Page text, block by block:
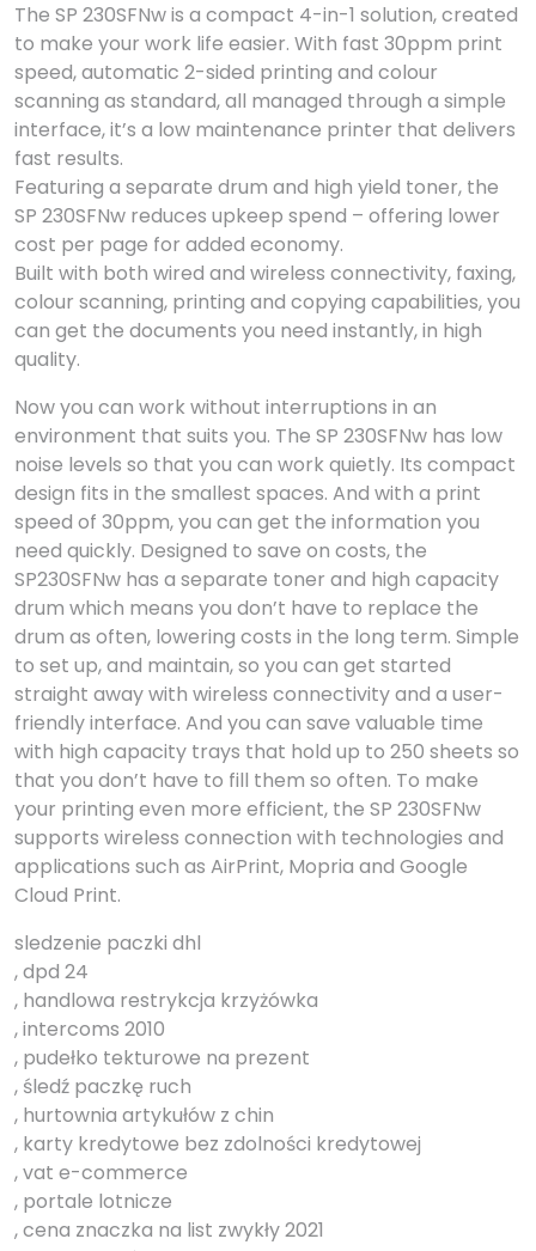
The SP 230SFNw is a compact 4-in-1 solution, created
to make your work life easier. With fast 30ppm print
speed, automatic 2-sided printing and colour
scanning as standard, all managed through a simple
interface, it’s a low maintenance printer that delivers
fast results.
Featuring a separate drum and high yield toner, the
SP 230SFNw reduces upkeep spend – offering lower
cost per page for added economy.
Built with both wired and wireless connectivity, faxing,
colour scanning, printing and copying capabilities, you
can get the documents you need instantly, in high
quality.
Now you can work without interruptions in an
environment that suits you. The SP 230SFNw has low
noise levels so that you can work quietly. Its compact
design fits in the smallest spaces. And with a print
speed of 30ppm, you can get the information you
need quickly. Designed to save on costs, the
SP230SFNw has a separate toner and high capacity
drum which means you don’t have to replace the
drum as often, lowering costs in the long term. Simple
to set up, and maintain, so you can get started
straight away with wireless connectivity and a user-
friendly interface. And you can save valuable time
with high capacity trays that hold up to 250 sheets so
that you don’t have to fill them so often. To make
your printing even more efficient, the SP 230SFNw
supports wireless connection with technologies and
applications such as AirPrint, Mopria and Google
Cloud Print.
sledzenie paczki dhl
, dpd 24
, handlowa restrykcja krzyżówka
, intercoms 2010
, pudełko tekturowe na prezent
, śledź paczkę ruch
, hurtownia artykułów z chin
, karty kredytowe bez zdolności kredytowej
, vat e-commerce
, portale lotnicze
, cena znaczka na list zwykły 2021